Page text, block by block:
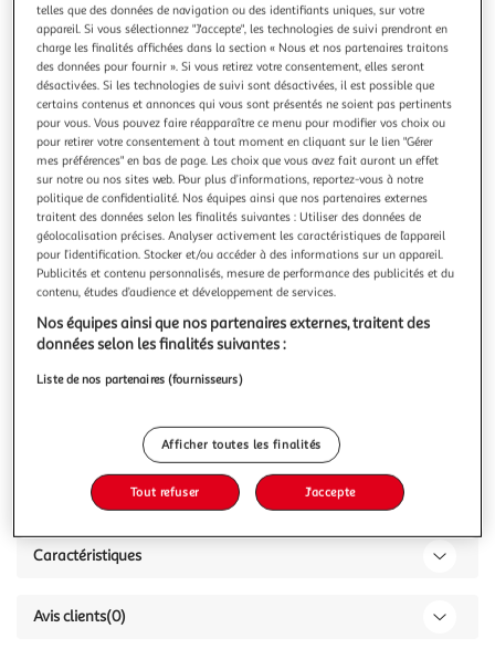
Illustration
précédente
Illustration
suivante
SC CRYSTAL
Collier SC Crystal orné de Cristaux scintillants
Collier SC Crystal.Orné de Cristaux scintillants.Acier
inoxydable.Dimensions ronds : 5x5x1mmDimensions strass
: 3x3x3mmLongueur collier : 41cm (+ 5cm de
rallonge)Fermoir : mousqueton.
En savoir +
Vous voulez connaître le prix de ce produit ?
Afficher le prix
Description
Caractéristiques
Avis clients(0)
telles que des données de navigation ou des identifiants uniques, sur votre
appareil. Si vous sélectionnez "J'accepte", les technologies de suivi prendront en
charge les finalités affichées dans la section « Nous et nos partenaires traitons
des données pour fournir ». Si vous retirez votre consentement, elles seront
désactivées. Si les technologies de suivi sont désactivées, il est possible que
certains contenus et annonces qui vous sont présentés ne soient pas pertinents
pour vous. Vous pouvez faire réapparaître ce menu pour modifier vos choix ou
pour retirer votre consentement à tout moment en cliquant sur le lien "Gérer
mes préférences" en bas de page. Les choix que vous avez fait auront un effet
sur notre ou nos sites web. Pour plus d’informations, reportez-vous à notre
politique de confidentialité. Nos équipes ainsi que nos partenaires externes
traitent des données selon les finalités suivantes : Utiliser des données de
géolocalisation précises. Analyser activement les caractéristiques de l’appareil
pour l’identification. Stocker et/ou accéder à des informations sur un appareil.
Publicités et contenu personnalisés, mesure de performance des publicités et du
contenu, études d’audience et développement de services.
Nos équipes ainsi que nos partenaires externes, traitent des
données selon les finalités suivantes :
Liste de nos partenaires (fournisseurs)
Afficher toutes les finalités
Tout refuser J'accepte